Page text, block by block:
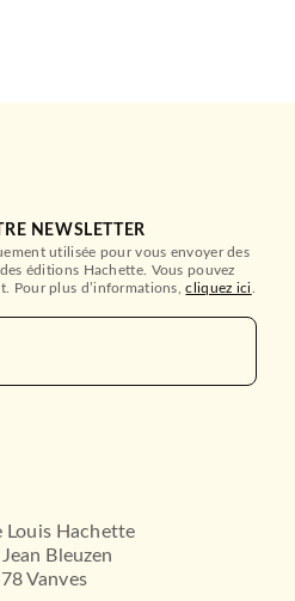
NEWSLETTER
utilisée pour vous envoyer des
éditions Hachette. Vous pouvez
Pour plus d’informations,cliquez ici.
Louis Hachette
Bleuzen
Vanves